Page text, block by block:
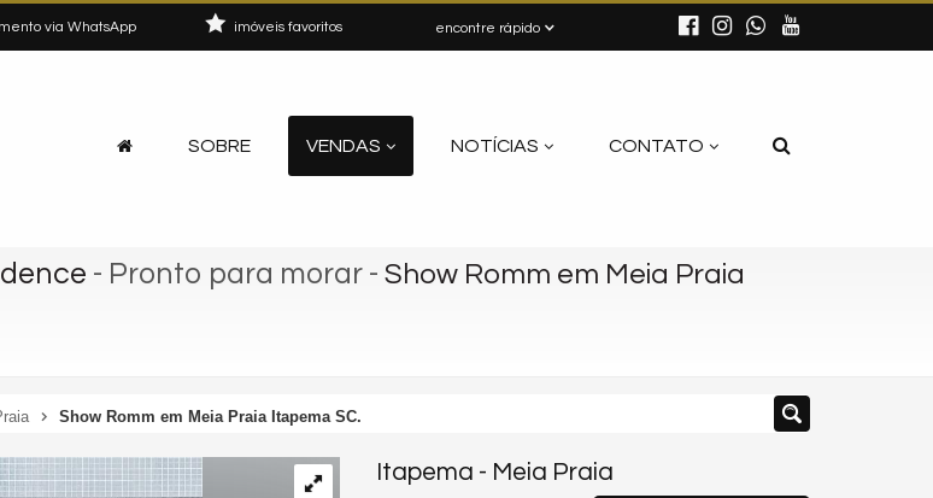
via WhatsApp encontre rápido
imóveis favoritos
SOBRE VENDAS NOTÍCIAS CONTATO
- Pronto para morar - Show Romm em Meia Praia
Show Romm em Meia Praia Itapema SC.
Itapema - Meia Praia